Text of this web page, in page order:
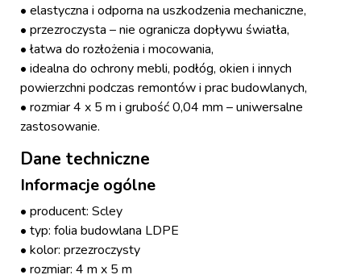
• elastyczna i odporna na uszkodzenia mechaniczne,
• przezroczysta – nie ogranicza dopływu światła,
• łatwa do rozłożenia i mocowania,
• idealna do ochrony mebli, podłóg, okien i innych
powierzchni podczas remontów i prac budowlanych,
• rozmiar 4 x 5 m i grubość 0,04 mm – uniwersalne
zastosowanie.
Dane techniczne
Informacje ogólne
• producent: Scley
• typ: folia budowlana LDPE
• kolor: przezroczysty
• rozmiar: 4 m x 5 m